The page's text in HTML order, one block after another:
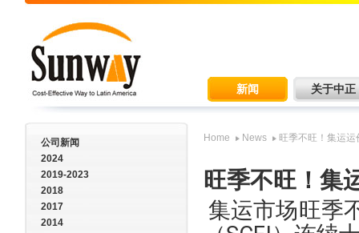
新闻 关于中正
公司新闻
2024
2019-2023
2018
2017
2014
Home News 旺季不旺！集运运
旺季不旺！集
集运市场旺季